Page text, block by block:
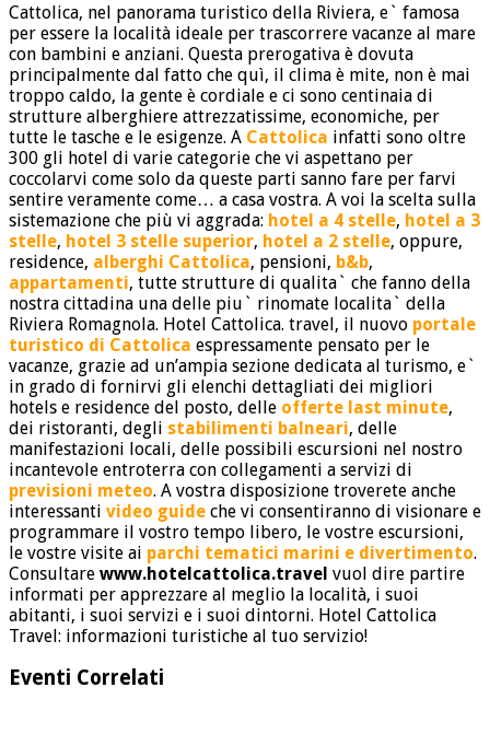
Cattolica, nel panorama turistico della Riviera, e` famosa
per essere la località ideale per trascorrere vacanze al mare
con bambini e anziani. Questa prerogativa è dovuta
principalmente dal fatto che quì, il clima è mite, non è mai
troppo caldo, la gente è cordiale e ci sono centinaia di
strutture alberghiere attrezzatissime, economiche, per
tutte le tasche e le esigenze. A Cattolica infatti sono oltre
300 gli hotel di varie categorie che vi aspettano per
coccolarvi come solo da queste parti sanno fare per farvi
sentire veramente come… a casa vostra. A voi la scelta sulla
sistemazione che più vi aggrada: hotel a 4 stelle, hotel a 3
stelle, hotel 3 stelle superior, hotel a 2 stelle, oppure,
residence, alberghi Cattolica, pensioni, b&b,
appartamenti, tutte strutture di qualita` che fanno della
nostra cittadina una delle piu` rinomate localita` della
Riviera Romagnola. Hotel Cattolica. travel, il nuovo portale
turistico di Cattolica espressamente pensato per le
vacanze, grazie ad un’ampia sezione dedicata al turismo, e`
in grado di fornirvi gli elenchi dettagliati dei migliori
hotels e residence del posto, delle offerte last minute,
dei ristoranti, degli stabilimenti balneari, delle
manifestazioni locali, delle possibili escursioni nel nostro
incantevole entroterra con collegamenti a servizi di
previsioni meteo. A vostra disposizione troverete anche
interessanti video guide che vi consentiranno di visionare e
programmare il vostro tempo libero, le vostre escursioni,
le vostre visite ai parchi tematici marini e divertimento.
Consultare www.hotelcattolica.travel vuol dire partire
informati per apprezzare al meglio la località, i suoi
abitanti, i suoi servizi e i suoi dintorni. Hotel Cattolica
Travel: informazioni turistiche al tuo servizio!
Eventi Correlati